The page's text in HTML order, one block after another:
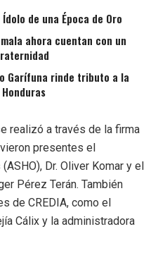
de una Época de Oro
ahora cuentan con un
Garífuna rinde tributo a la
realizó a través de la firma
presentes el
Dr. Oliver Komar y el
Pérez Terán. También
de CREDIA, como el
Cálix y la administradora